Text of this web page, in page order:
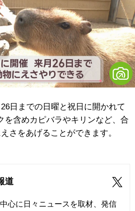
日までの日曜と祝日に開かれて
を含めカピバラやキリンなど、合
さをあげることができます。
道
心に日々ニュースを取材、発信